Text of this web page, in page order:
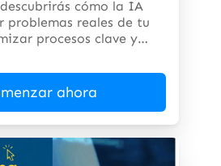
cómo la IA
problemas reales de tu
procesos clave y
ahora